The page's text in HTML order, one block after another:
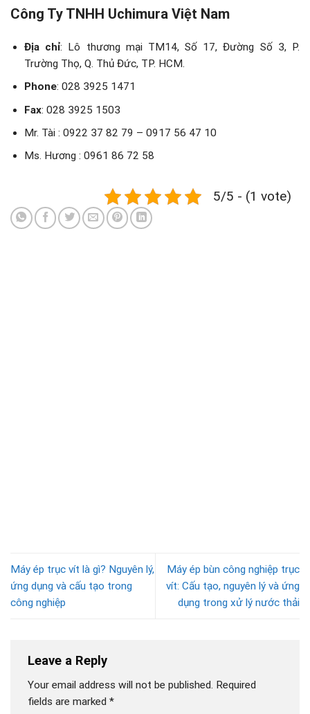
Công Ty TNHH Uchimura Việt Nam
Địa chỉ: Lô thương mại TM14, Số 17, Đường Số 3, P.
Trường Thọ, Q. Thủ Đức, TP. HCM.
Phone: 028 3925 1471
Fax: 028 3925 1503
Mr. Tài : 0922 37 82 79 – 0917 56 47 10
Ms. Hương : 0961 86 72 58
5/5 - (1 vote)
Máy ép trục vít là gì? Nguyên lý,
ứng dụng và cấu tạo trong
công nghiệp
Máy ép bùn công nghiệp trục
vít: Cấu tạo, nguyên lý và ứng
dụng trong xử lý nước thải
Leave a Reply
Your email address will not be published. Required
fields are marked *